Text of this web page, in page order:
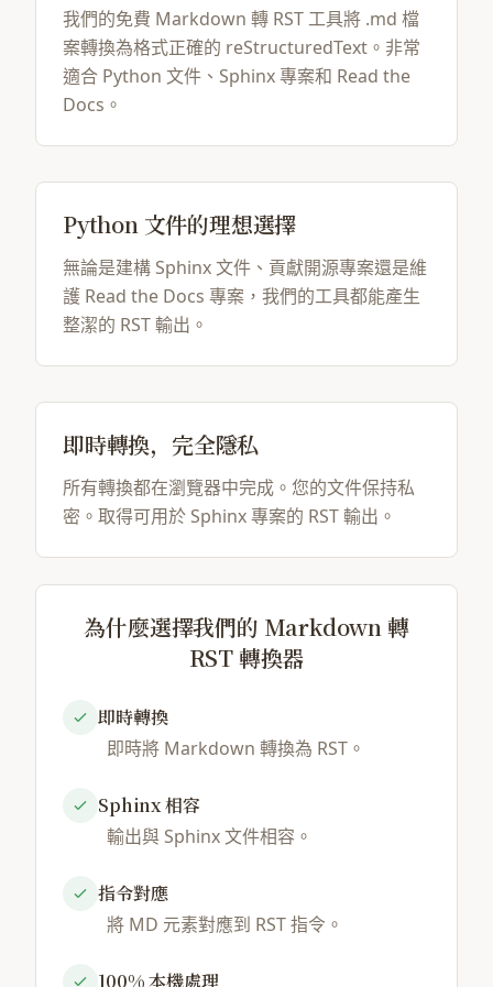
我們的免費 Markdown 轉 RST 工具將 .md 檔
案轉換為格式正確的 reStructuredText。非常
適合 Python 文件、Sphinx 專案和 Read the
Docs。
Python 文件的理想選擇
無論是建構 Sphinx 文件、貢獻開源專案還是維
護 Read the Docs 專案，我們的工具都能產生
整潔的 RST 輸出。
即時轉換，完全隱私
所有轉換都在瀏覽器中完成。您的文件保持私
密。取得可用於 Sphinx 專案的 RST 輸出。
為什麼選擇我們的 Markdown 轉
RST 轉換器
即時轉換
即時將 Markdown 轉換為 RST。
Sphinx 相容
輸出與 Sphinx 文件相容。
指令對應
將 MD 元素對應到 RST 指令。
100% 本機處理